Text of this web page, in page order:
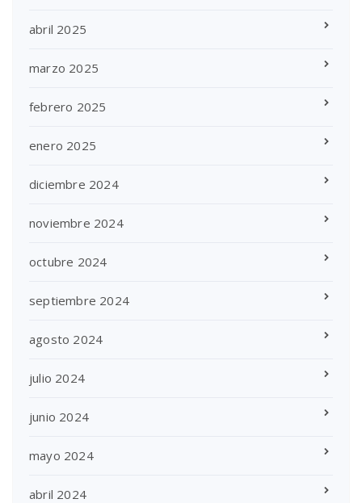
abril 2025
marzo 2025
febrero 2025
enero 2025
diciembre 2024
noviembre 2024
octubre 2024
septiembre 2024
agosto 2024
julio 2024
junio 2024
mayo 2024
abril 2024